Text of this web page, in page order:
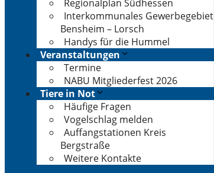
Regionalplan Südhessen
Interkommunales Gewerbegebiet
Bensheim – Lorsch
Handys für die Hummel
Veranstaltungen
Termine
NABU Mitgliederfest 2026
Tiere in Not
Häufige Fragen
Vogelschlag melden
Auffangstationen Kreis
Bergstraße
Weitere Kontakte